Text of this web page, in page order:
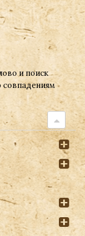
и поиск
совпадениям